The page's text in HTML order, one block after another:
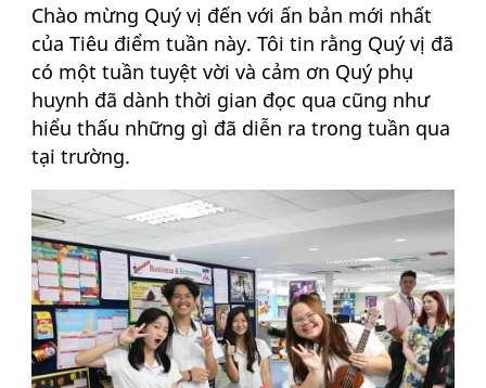
Chào mừng Quý vị đến với ấn bản mới nhất
của Tiêu điểm tuần này. Tôi tin rằng Quý vị đã
có một tuần tuyệt vời và cảm ơn Quý phụ
huynh đã dành thời gian đọc qua cũng như
hiểu thấu những gì đã diễn ra trong tuần qua
tại trường.